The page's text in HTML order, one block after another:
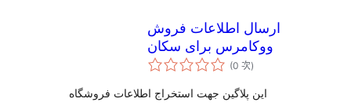
ارسال اطلاعات فروش
ووکامرس برای سکان
(0 次評
分)
این پلاگین جهت استخراج اطلاعات فروشگاه